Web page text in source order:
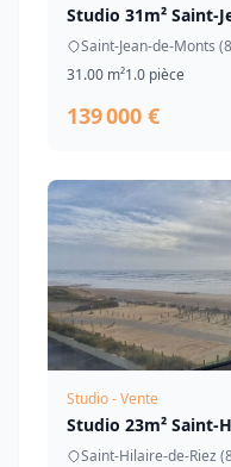
Studio 31m² Saint-
Saint-Jean-de-Monts
31.00 m²1.0 pièce
139 000 €
Studio - Vente
Studio 23m² Saint-
Saint-Hilaire-de-Riez